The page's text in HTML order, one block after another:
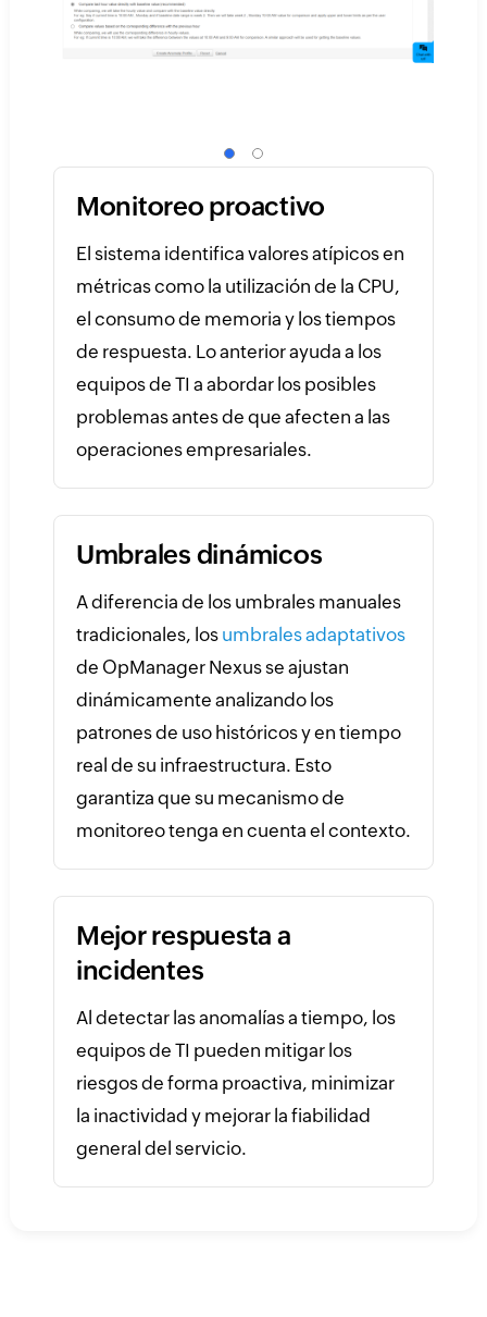
Monitoreo proactivo
El sistema identifica valores atípicos en
métricas como la utilización de la CPU,
el consumo de memoria y los tiempos
de respuesta. Lo anterior ayuda a los
equipos de TI a abordar los posibles
problemas antes de que afecten a las
operaciones empresariales.
Umbrales dinámicos
A diferencia de los umbrales manuales
tradicionales, los umbrales adaptativos
de OpManager Nexus se ajustan
dinámicamente analizando los
patrones de uso históricos y en tiempo
real de su infraestructura. Esto
garantiza que su mecanismo de
monitoreo tenga en cuenta el contexto.
Mejor respuesta a
incidentes
Al detectar las anomalías a tiempo, los
equipos de TI pueden mitigar los
riesgos de forma proactiva, minimizar
la inactividad y mejorar la fiabilidad
general del servicio.